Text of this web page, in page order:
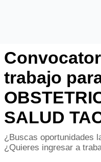
trabajo
SALUD
¿Buscas oportunidades
¿Quieres ingresar a